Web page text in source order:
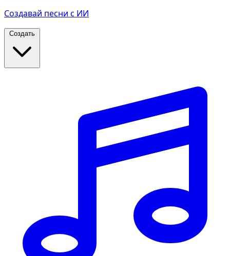
Создавай песни с ИИ
Создать